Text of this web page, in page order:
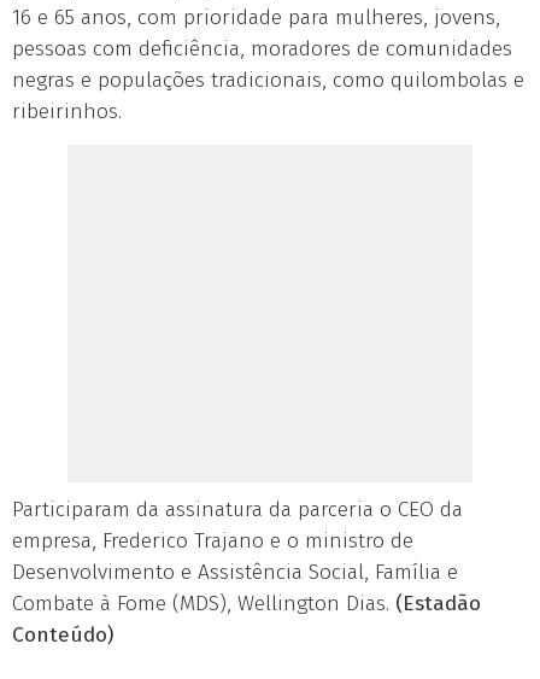
16 e 65 anos, com prioridade para mulheres, jovens,
pessoas com deficiência, moradores de comunidades
negras e populações tradicionais, como quilombolas e
ribeirinhos.
Participaram da assinatura da parceria o CEO da
empresa, Frederico Trajano e o ministro de
Desenvolvimento e Assistência Social, Família e
Combate à Fome (MDS), Wellington Dias. (Estadão
Conteúdo)